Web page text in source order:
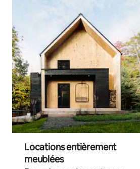
Locations entièrement
meublées